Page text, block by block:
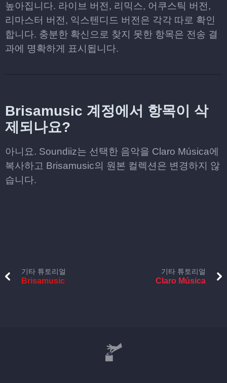
높아집니다. 라이브 버전, 리믹스, 어쿠스틱 버전,
리마스터 버전, 익스텐디드 버전은 각각 따로 확인
합니다. 충분한 확신으로 찾지 못한 항목은 전송 결
과에 명확하게 표시됩니다.
Brisamusic 계정에서 항목이 삭
제되나요?
아니요. Soundiiz는 선택한 음악을 Claro Música에
복사하고 Brisamusic의 원본 컬렉션은 변경하지 않
습니다.
기타 튜토리얼
Brisamusic
기타 튜토리얼
Claro Música